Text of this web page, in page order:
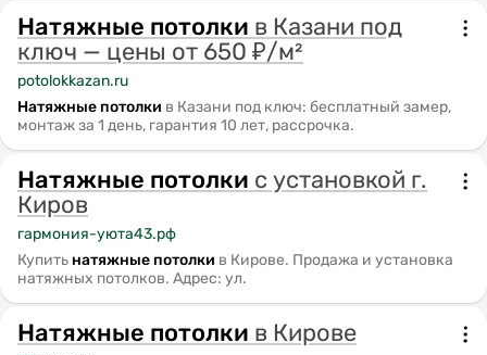
Натяжные потолки в Казани под
ключ — цены от 650 ₽/м²
potolokkazan.ru
Натяжные потолки в Казани под ключ: бесплатный замер,
монтаж за 1 день, гарантия 10 лет, рассрочка.
Натяжные потолки с установкой г.
Киров
гармония-уюта43.рф
Купить натяжные потолки в Кирове. Продажа и установка
натяжных потолков. Адрес: ул.
Натяжные потолки в Кирове